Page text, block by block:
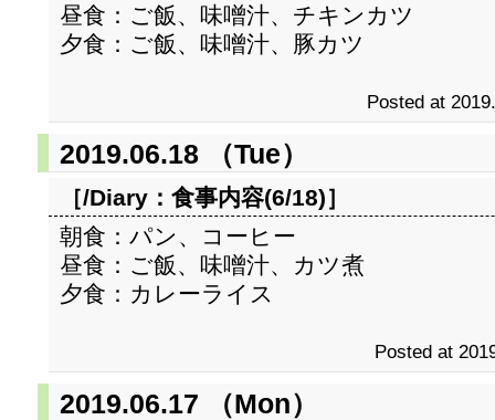
昼食：ご飯、味噌汁、チキンカツ
夕食：ご飯、味噌汁、豚カツ
Posted at
2019.06.18 （Tue）
［/Diary： 食事内容(6/18)］
朝食：パン、コーヒー
昼食：ご飯、味噌汁、カツ煮
夕食：カレーライス
Posted at
2019.06.17 （Mon）